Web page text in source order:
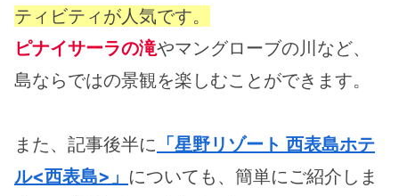
ティビティが人気です。
ピナイサーラの滝やマングローブの川など、
島ならではの景観を楽しむことができます。
また、記事後半に 「星野リゾート 西表島ホテ
ル<西表島>」 についても、簡単にご紹介しま